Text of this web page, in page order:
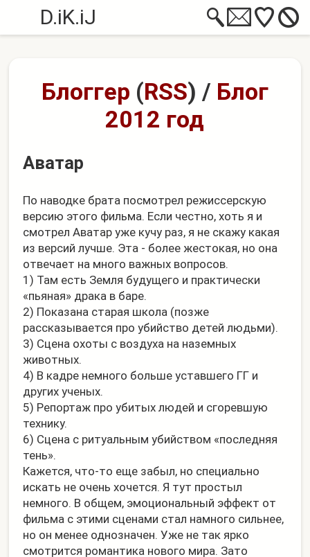
D.iK.iJ
Блоггер (RSS) / Блог
2012 год
Аватар
По наводке брата посмотрел режиссерскую
версию этого фильма. Если честно, хоть я и
смотрел Аватар уже кучу раз, я не скажу какая
из версий лучше. Эта - более жестокая, но она
отвечает на много важных вопросов.
1) Там есть Земля будущего и практически
«пьяная» драка в баре.
2) Показана старая школа (позже
рассказывается про убийство детей людьми).
3) Сцена охоты с воздуха на наземных
животных.
4) В кадре немного больше уставшего ГГ и
других ученых.
5) Репортаж про убитых людей и сгоревшую
технику.
6) Сцена с ритуальным убийством «последняя
тень».
Кажется, что-то еще забыл, но специально
искать не очень хочется. Я тут простыл
немного. В общем, эмоциональный эффект от
фильма с этими сценами стал намного сильнее,
но он менее однозначен. Уже не так ярко
смотрится романтика нового мира. Зато